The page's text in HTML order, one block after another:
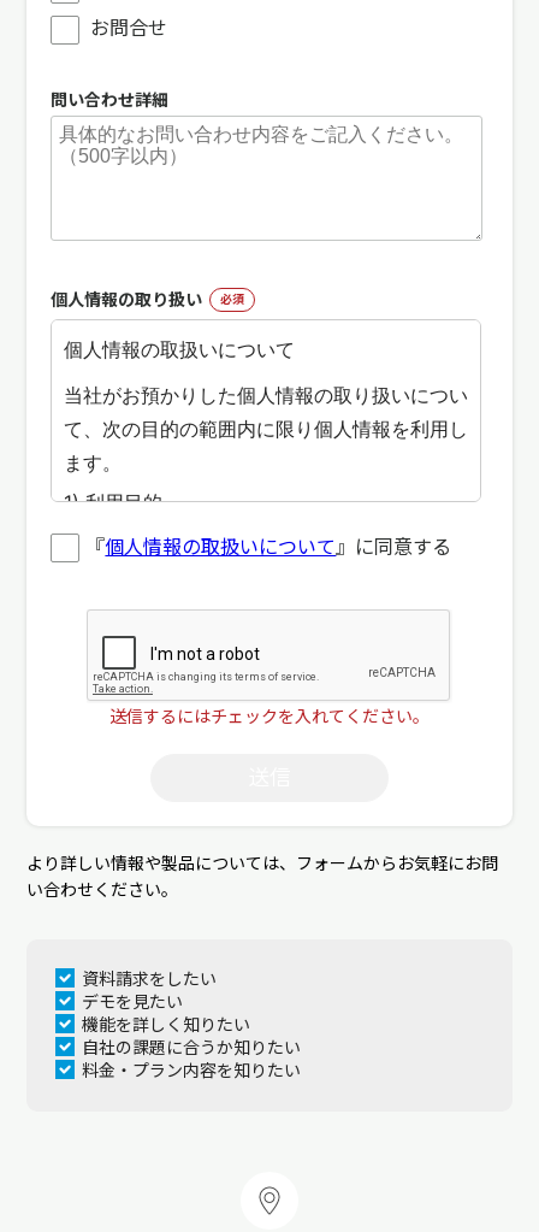
より詳しい情報や製品については、フォームからお気軽にお問
い合わせください。
資料請求をしたい
デモを見たい
機能を詳しく知りたい
自社の課題に合うか知りたい
料金・プラン内容を知りたい
お問合せ
問い合わせ詳細
個人情報の取り扱い 必須
『個人情報の取扱いについて 』に同意する
送信するにはチェックを入れてください。